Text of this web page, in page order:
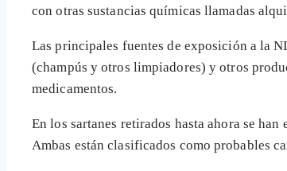
con otras sustancias químicas llamadas
Las principales fuentes de exposición a la
(champús y otros limpiadores) y otros
medicamentos.
En los sartanes retirados hasta ahora se
Ambas están clasificados como probables